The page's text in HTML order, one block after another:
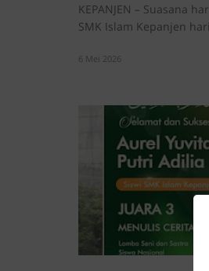
KEPANJEN – Suasana
SMK Islam Kepanjen
6 Mei 2026